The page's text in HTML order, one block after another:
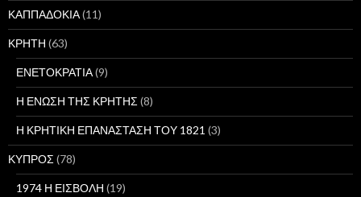
ΚΑΠΠΑΔΟΚΙΑ(11)
ΚΡΗΤΗ (63)
ΕΝΕΤΟΚΡΑΤΙΑ(9)
Η ΕΝΩΣΗ ΤΗΣ ΚΡΗΤΗΣ (8)
Η ΚΡΗΤΙΚΗ ΕΠΑΝΑΣΤΑΣΗ ΤΟΥ 1821 (3)
ΚΥΠΡΟΣ (78)
1974 Η ΕΙΣΒΟΛΗ (19)